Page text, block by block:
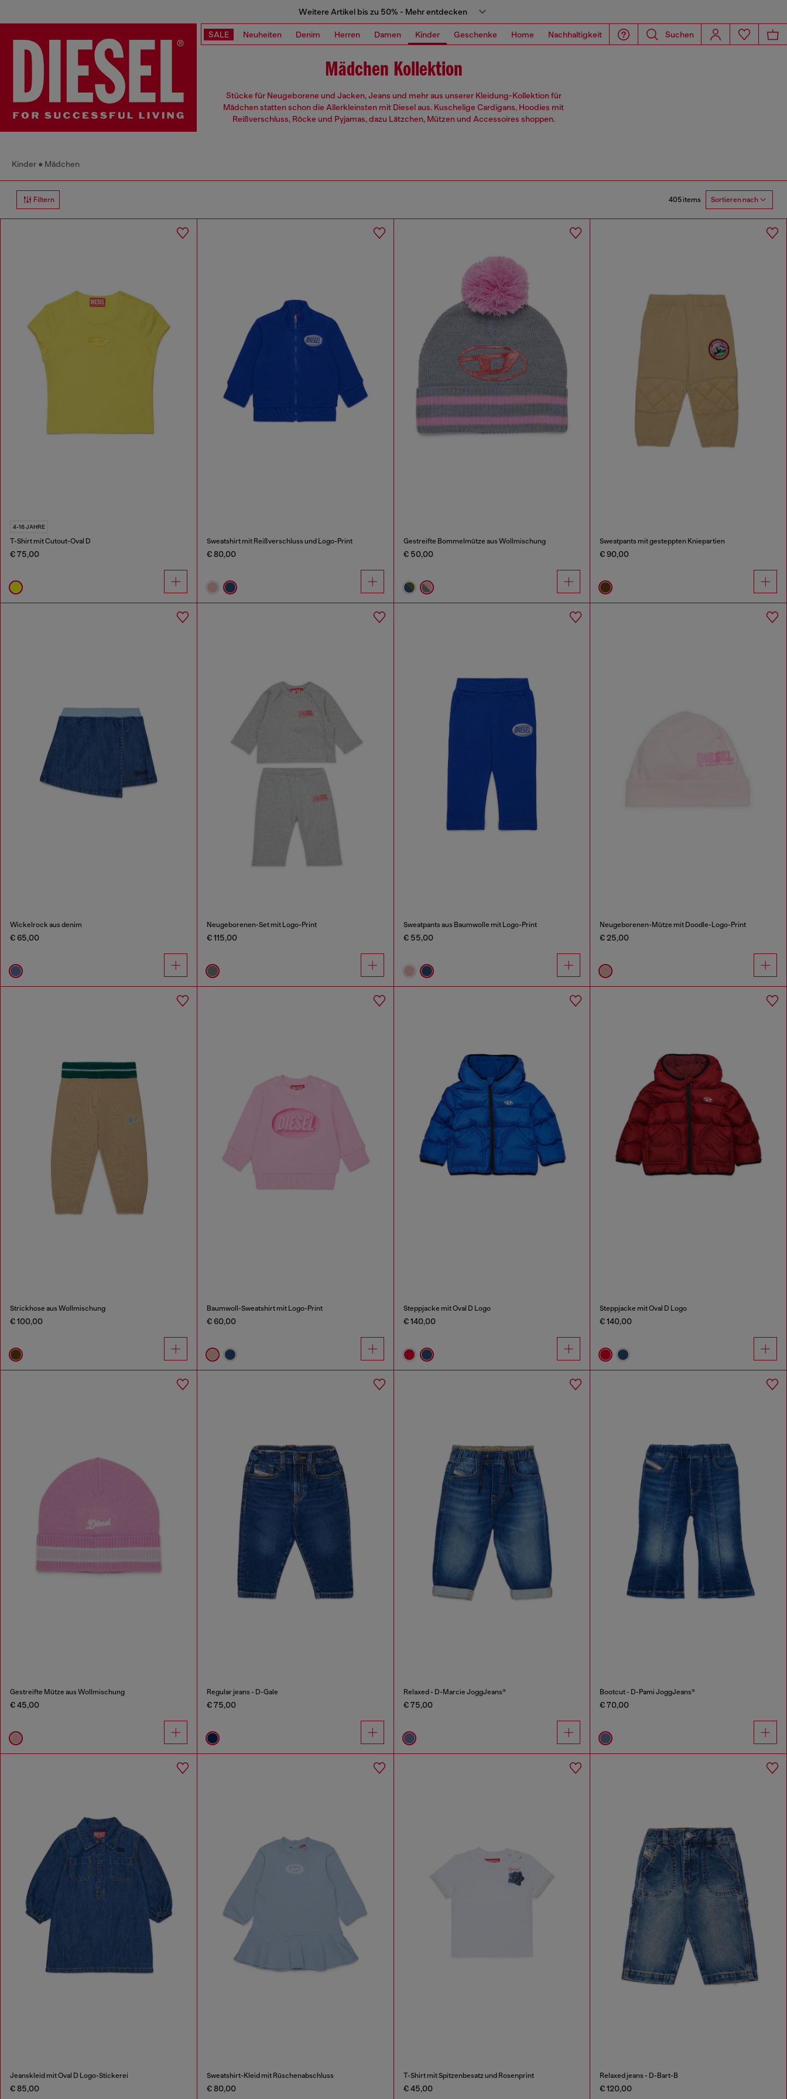
Weitere Artikel bis zu 50% - Mehr entdecken
SALE Neuheiten Denim Herren Damen Kinder Geschenke Home Nachhaltigkeit Suchen
Mädchen Kollektion
Stücke für Neugeborene und Jacken, Jeans und mehr aus unserer Kleidung-Kollektion für
Mädchen statten schon die Allerkleinsten mit Diesel aus. Kuschelige Cardigans, Hoodies mit
Reißverschluss, Röcke und Pyjamas, dazu Lätzchen, Mützen und Accessoires shoppen.
Kinder Mädchen
Filtern 405 items Sortieren nach
4-16 JAHRE
T-Shirt mit Cutout-Oval D
€ 75,00
Sweatshirt mit Reißverschluss und Logo-Print
€ 80,00
Gestreifte Bommelmütze aus Wollmischung
€ 50,00
Sweatpants mit gesteppten Kniepartien
€ 90,00
Wickelrock aus denim
€ 65,00
Neugeborenen-Set mit Logo-Print
€ 115,00
Sweatpants aus Baumwolle mit Logo-Print
€ 55,00
Neugeborenen-Mütze mit Doodle-Logo-Print
€ 25,00
Strickhose aus Wollmischung
€ 100,00
Baumwoll-Sweatshirt mit Logo-Print
€ 60,00
Steppjacke mit Oval D Logo
€ 140,00
Steppjacke mit Oval D Logo
€ 140,00
Gestreifte Mütze aus Wollmischung
€ 45,00
Regular jeans - D-Gale
€ 75,00
Relaxed - D-Marcie JoggJeans®
€ 75,00
Bootcut - D-Pami JoggJeans®
€ 70,00
Jeanskleid mit Oval D Logo-Stickerei
€ 85,00
Sweatshirt-Kleid mit Rüschenabschluss
€ 80,00
T-Shirt mit Spitzenbesatz und Rosenprint
€ 45,00
Relaxed jeans - D-Bart-B
€ 120,00